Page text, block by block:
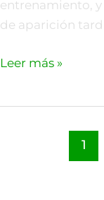
entrenamiento,
de aparición
Leer más »
1